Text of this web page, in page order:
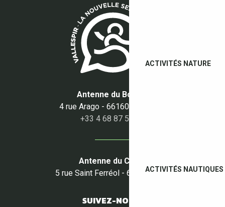
ACTIVITÉS NATURE
ACTIVITÉS NAUTIQUES
Antenne du Boulou
4 rue Arago - 66160 Le Boulou
+33 4 68 87 50 95
Antenne du Céret
5 rue Saint Ferréol - 66400 Céret
SUIVEZ-NOUS !